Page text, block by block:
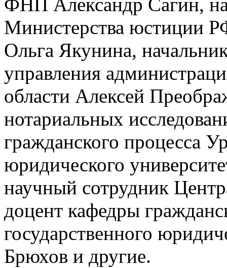
ФНП Александр Сагин,
Министерства юстиции
Ольга Якунина,
управления
области Алексей
нотариальных
гражданского процесса
юридического
научный сотрудник
доцент кафедры
государственного
Брюхов и другие.